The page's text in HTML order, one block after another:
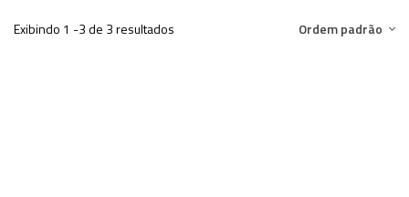
Exibindo 1 -3 de 3 resultados Ordem padrão